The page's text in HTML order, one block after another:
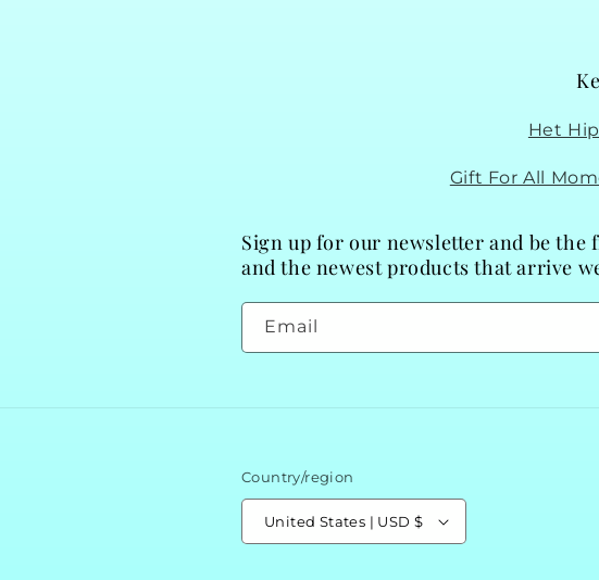
Het
Gift For All
Sign up for our newsletter and be
and the newest products that arrive
Email
Country/region
United States | USD $